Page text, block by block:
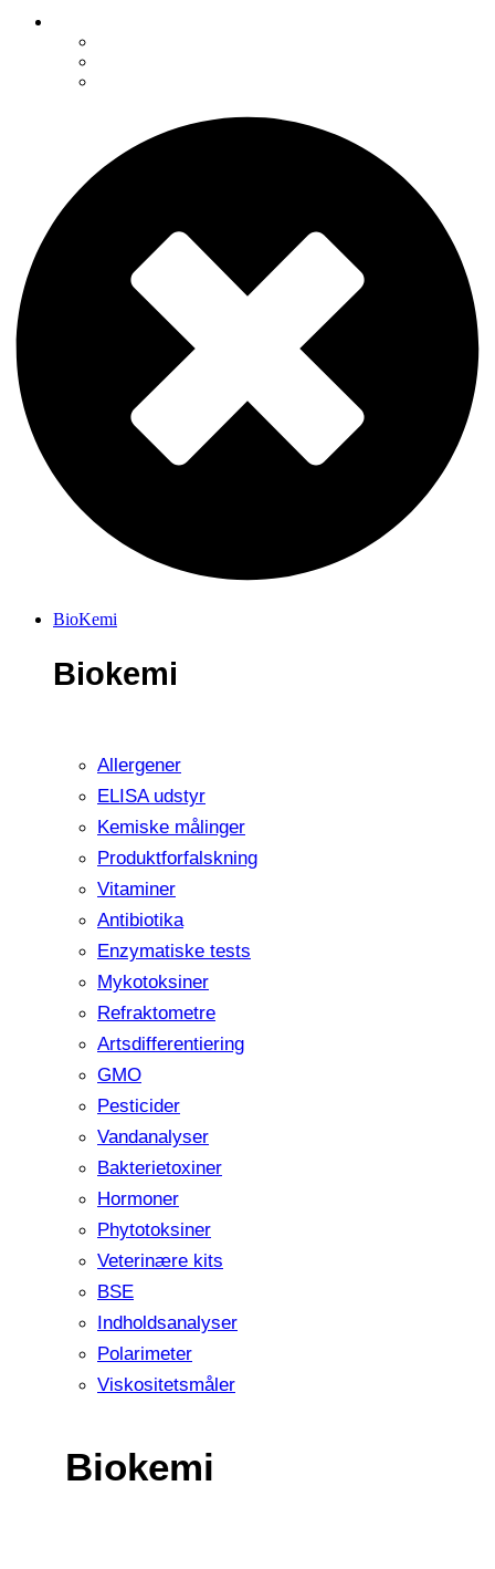
BioKemi
Biokemi
Allergener
ELISA udstyr
Kemiske målinger
Produktforfalskning
Vitaminer
Antibiotika
Enzymatiske tests
Mykotoksiner
Refraktometre
Artsdifferentiering
GMO
Pesticider
Vandanalyser
Bakterietoxiner
Hormoner
Phytotoksiner
Veterinære kits
BSE
Indholdsanalyser
Polarimeter
Viskositetsmåler
Biokemi